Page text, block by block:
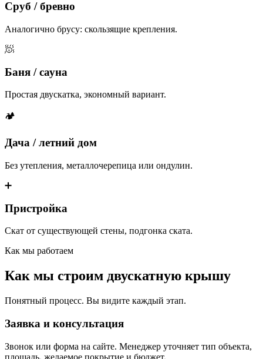
Сруб / бревно
Аналогично брусу: скользящие крепления.
🧖
Баня / сауна
Простая двускатка, экономный вариант.
🏕
Дача / летний дом
Без утепления, металлочерепица или ондулин.
➕
Пристройка
Скат от существующей стены, подгонка ската.
Как мы работаем
Как мы строим двускатную крышу
Понятный процесс. Вы видите каждый этап.
Заявка и консультация
Звонок или форма на сайте. Менеджер уточняет тип объекта,
площадь, желаемое покрытие и бюджет.